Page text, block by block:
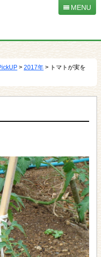
MENU
> 2017年 > トマトが実を